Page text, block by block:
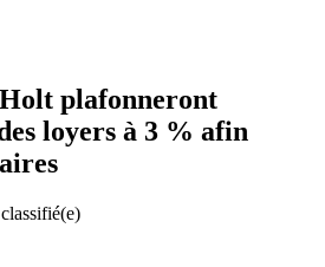
plafonneront
loyers à 3 % afin